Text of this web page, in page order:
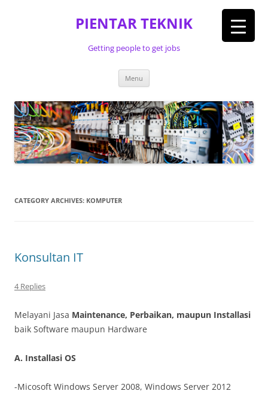
PIENTAR TEKNIK
Getting people to get jobs
Menu
CATEGORY ARCHIVES: KOMPUTER
Konsultan IT
4 Replies
Melayani Jasa Maintenance, Perbaikan, maupun Installasi
baik Software maupun Hardware
A. Installasi OS
-Micosoft Windows Server 2008, Windows Server 2012